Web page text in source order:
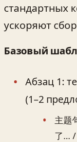
стандартных
ускоряют
Базовый
Абзац 1:
(1–2
主题
了… /